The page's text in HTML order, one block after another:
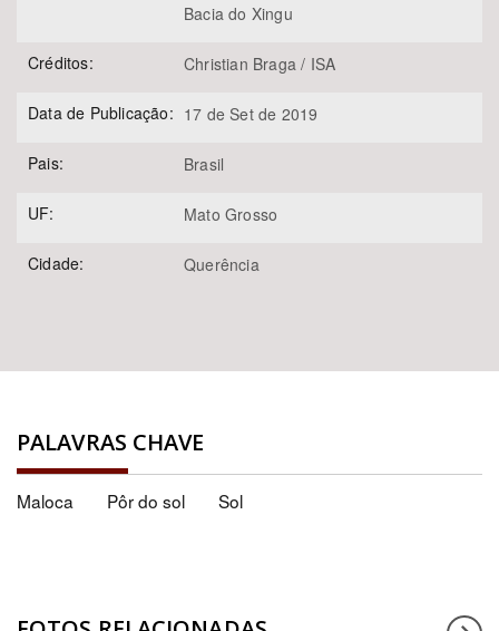
Bacia do Xingu
Créditos: Christian Braga / ISA
Data de Publicação: 17 de Set de 2019
Pais: Brasil
UF: Mato Grosso
Cidade: Querência
PALAVRAS CHAVE
Maloca Pôr do sol Sol